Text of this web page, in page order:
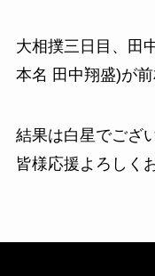
大相撲三日目、田
本名 田中翔盛)が
結果は白星でござ
皆様応援よろしく